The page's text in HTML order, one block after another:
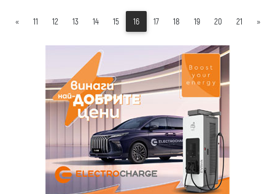
« 11 12 13 14 15 16 17 18 19 20 21 »